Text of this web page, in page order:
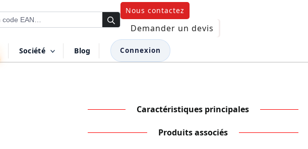
Nous contactez
Demander un devis
Société Blog Connexion
Caractéristiques principales
Produits associés